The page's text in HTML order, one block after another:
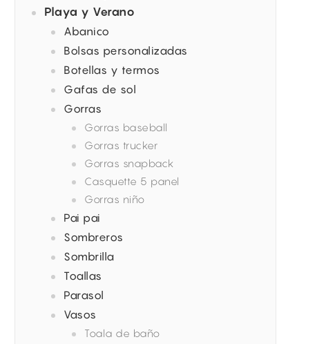
Playa y Verano
Abanico
Bolsas personalizadas
Botellas y termos
Gafas de sol
Gorras
Gorras baseball
Gorras trucker
Gorras snapback
Casquette 5 panel
Gorras niño
Pai pai
Sombreros
Sombrilla
Toallas
Parasol
Vasos
Toala de baño